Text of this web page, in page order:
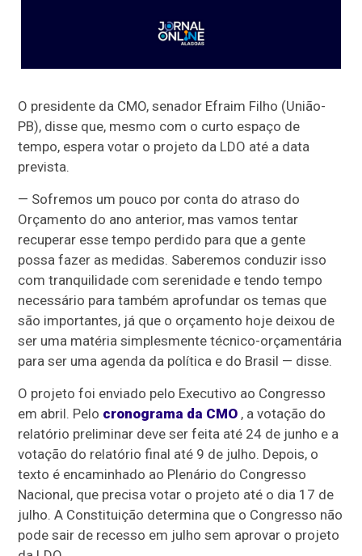
O presidente da CMO, senador Efraim Filho (União-
PB), disse que, mesmo com o curto espaço de
tempo, espera votar o projeto da LDO até a data
prevista.
— Sofremos um pouco por conta do atraso do
Orçamento do ano anterior, mas vamos tentar
recuperar esse tempo perdido para que a gente
possa fazer as medidas. Saberemos conduzir isso
com tranquilidade com serenidade e tendo tempo
necessário para também aprofundar os temas que
são importantes, já que o orçamento hoje deixou de
ser uma matéria simplesmente técnico-orçamentária
para ser uma agenda da política e do Brasil — disse.
O projeto foi enviado pelo Executivo ao Congresso
em abril. Pelo cronograma da CMO , a votação do
relatório preliminar deve ser feita até 24 de junho e a
votação do relatório final até 9 de julho. Depois, o
texto é encaminhado ao Plenário do Congresso
Nacional, que precisa votar o projeto até o dia 17 de
julho. A Constituição determina que o Congresso não
pode sair de recesso em julho sem aprovar o projeto